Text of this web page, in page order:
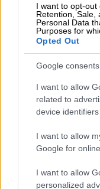
I want to opt-out
Retention, Sale,
Personal Data
Purposes for
Opted Out
Google consents
I want to allow
related to
device identifiers
I want to allow
Google for
I want to allow
personalized
Ελλάδα|
φοιτητής που
ιδιοκτήτρια
Ο φοιτητής